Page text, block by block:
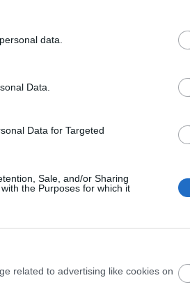
data.
Data.
Data for Targeted
Sale, and/or Sharing
the Purposes for which it
related to advertising like cookies on
ZENEI